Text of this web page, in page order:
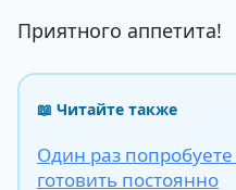
Приятного аппетита!
📖 Читайте также
Один раз попробуете
готовить постоянно